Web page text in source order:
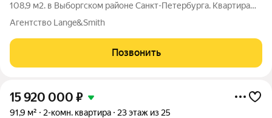
108,9 м2. в Выборгском районе Санкт-Петербурга. Квартира
расположена в кирпично-монолитном доме комфорт-класса.
Идеальный вариант для спокойной семейной жизни в районе с
развитой инфраструктурой. О
Агентство Lange&Smith
Позвонить
15 920 000 ₽
91,9 м² 2-комн. квартира 23 этаж из 25